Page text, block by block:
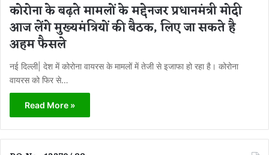
कोरोना के बढ़ते मामलों के मद्देनजर प्रधानमंत्री मोदी
आज लेंगे मुख्यमंत्रियों की बैठक, लिए जा सकते है
अहम फैसले
नई दिल्ली| देश में कोरोना वायरस के मामलों में तेजी से इजाफा हो रहा है। कोरोना
वायरस को फिर से…
Read More »